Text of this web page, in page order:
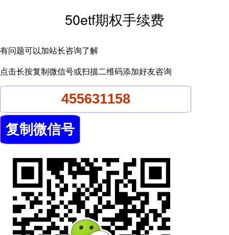
50etf期权手续费
有问题可以加站长咨询了解
点击长按复制微信号或扫描二维码添加好友咨询